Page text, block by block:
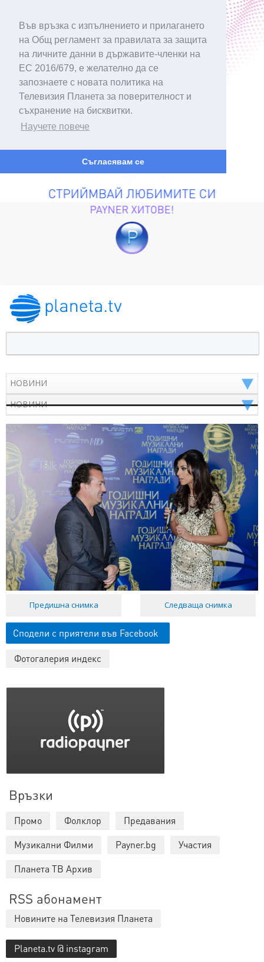
Във връзка с изпълнението и прилагането
на Общ регламент за правилата за защита
на личните данни в държавите-членки на
ЕС 2016/679, е желателно да се
запознаете с новата политика на
Телевизия Планета за поверителност и
съхранение на бисквитки.
Научете повече
Съгласявам се
Предишна снимка Следваща снимка
Сподели с приятели във Facebook
Фотогалерия индекс
Връзки
Промо Фолклор
Предавания
Музикални Филми
Payner.bg
Участия
Планета ТВ Архив
RSS абонамент
Новините на Телевизия Планета
Planeta.tv @ instagram